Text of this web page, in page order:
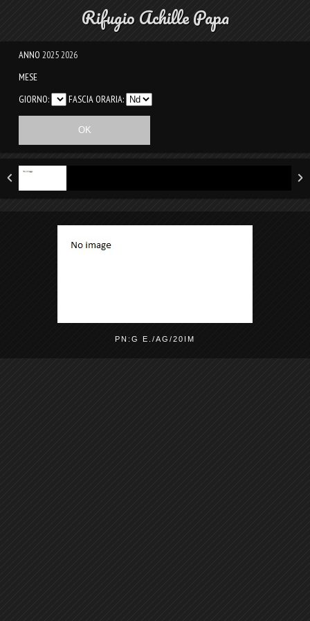
Rifugio Achille Papa
ANNO 20252026
MESE
GIORNO:
FASCIA ORARIA:
PN:G E./AG/20IM